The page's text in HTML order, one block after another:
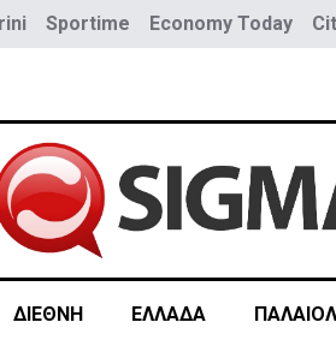
Sportime Economy Today
ΔΙΕΘΝΗ ΕΛΛΑΔΑ